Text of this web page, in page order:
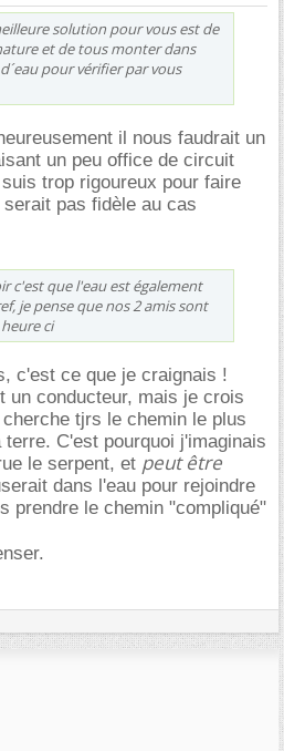
solution pour vous est de
et de tous monter dans
pour vérifier par vous
il nous faudrait un
un peu office de circuit
trop rigoureux pour faire
pas fidèle au cas
c'est que l'eau est également
je pense que nos 2 amis sont
ci
c'est ce que je craignais !
un conducteur, mais je crois
tjrs le chemin le plus
C'est pourquoi j'imaginais
le serpent, et peut être
dans l'eau pour rejoindre
prendre le chemin "compliqué"